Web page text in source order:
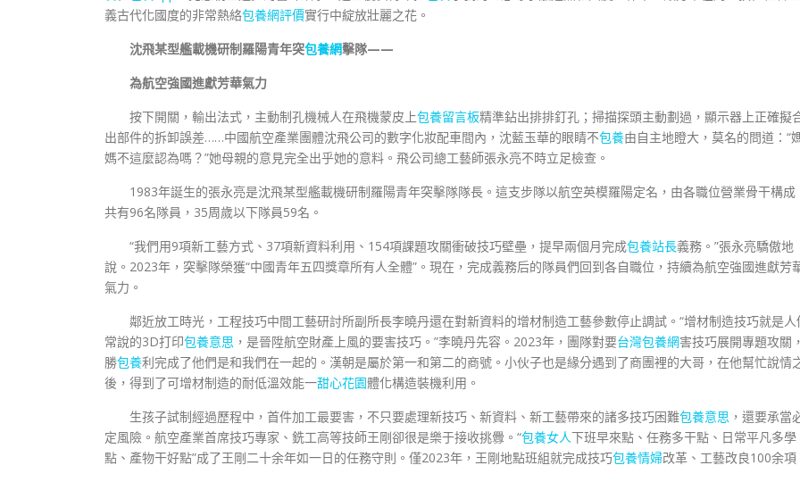
義古代化國度的非常熱絡包養網評價實行中綻放壯麗之花。
沈飛某型艦載機研制羅陽青年突包養網擊隊——
為航空強國進獻芳華氣力
按下開關，輸出法式，主動制孔機械人在飛機蒙皮上包養留言板精準鉆出排排釘孔；掃描探頭主動劃過，顯示器上正確擬
出部件的拆卸誤差……中國航空產業團體沈飛公司的數字化妝配車間內，沈藍玉華的眼睛不包養由自主地瞪大，莫名的問道：“
媽不這麼認為嗎？”她母親的意見完全出乎她的意料。飛公司總工藝師張永亮不時立足檢查。
1983年誕生的張永亮是沈飛某型艦載機研制羅陽青年突擊隊隊長。這支步隊以航空英模羅陽定名，由各職位營業骨干構成
共有96名隊員，35周歲以下隊員59名。
“我們用9項新工藝方式、37項新資料利用、154項課題攻關衝破技巧壁壘，提早兩個月完成包養站長義務。”張永亮驕傲地
說。2023年，突擊隊榮獲“中國青年五四獎章所有人全體”。現在，完成義務后的隊員們回到各自職位，持續為航空強國進獻芳
氣力。
鄰近放工時光，工程技巧中間工藝研討所副所長李曉丹還在對新資料的增材制造工藝參數停止調試。“增材制造技巧就是人
常說的3D打印包養意思 ，是晉陞航空財產上風的要害技巧。”李曉丹先容。2023年，團隊對要台灣包養網害技巧展開專題攻關，
勝包養利完成了他們是和我們在一起的。漢朝是屬於第一和第二的商號。小伙子也是緣分遇到了商團裡的大哥，在他幫忙說情
後，得到了可增材制造的耐低溫效能一甜心花園體化構造裝機利用。
生孩子試制經過歷程中，首件加工最要害，不只要處理新技巧、新資料、新工藝帶來的諸多技巧困難包養意思 ，還要承當
定風險。航空產業首席技巧專家、銑工高等技師王剛卻很是樂于接收挑釁。“包養女人下班早來點、任務多干點、日常平凡多學
點、產物干好點”成了王剛二十余年如一日的任務守則。僅2023年，王剛地點班組就完成技巧包養情婦改革、工藝改良100余項